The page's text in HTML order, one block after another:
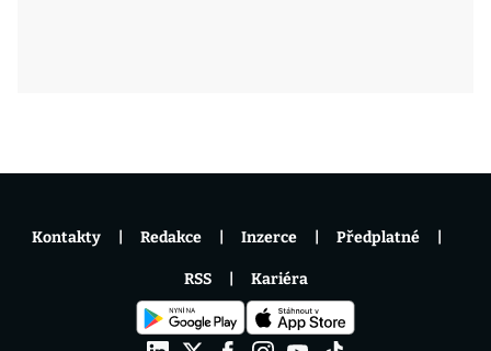
Kontakty Redakce Inzerce Předplatné
RSS Kariéra